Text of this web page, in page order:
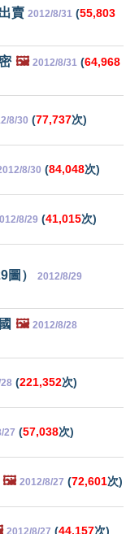
賣 2012/8/31 (55,803
🖼️ 2012/8/31 (64,968
8/30 (77,737次)
8/30 (84,048次)
8/29 (41,015次)
圖） 2012/8/29
🖼️ 2012/8/28
(221,352次)
27 (57,038次)
🖼️ 2012/8/27 (72,601次)
2012/8/27 (44,157次)